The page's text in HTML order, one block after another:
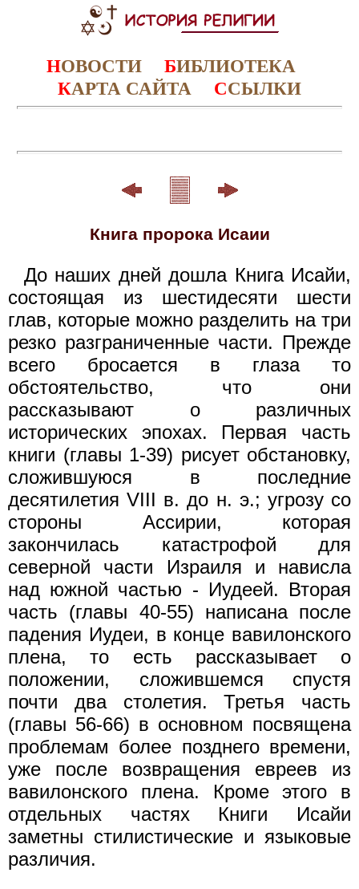
НОВОСТИ БИБЛИОТЕКА
КАРТА САЙТА ССЫЛКИ
Книга пророка Исаии
До наших дней дошла Книга Исайи,
состоящая из шестидесяти шести
глав, которые можно разделить на три
резко разграниченные части. Прежде
всего бросается в глаза то
обстоятельство, что они
рассказывают о различных
исторических эпохах. Первая часть
книги (главы 1-39) рисует обстановку,
сложившуюся в последние
десятилетия VIII в. до н. э.; угрозу со
стороны Ассирии, которая
закончилась катастрофой для
северной части Израиля и нависла
над южной частью - Иудеей. Вторая
часть (главы 40-55) написана после
падения Иудеи, в конце вавилонского
плена, то есть рассказывает о
положении, сложившемся спустя
почти два столетия. Третья часть
(главы 56-66) в основном посвящена
проблемам более позднего времени,
уже после возвращения евреев из
вавилонского плена. Кроме этого в
отдельных частях Книги Исайи
заметны стилистические и языковые
различия.